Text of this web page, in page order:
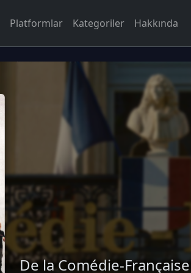
Platformlar Kategoriler Hakkında
De la Comédie-Française